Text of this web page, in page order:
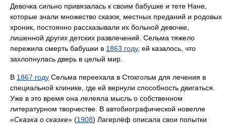
Девочка сильно привязалась к своим бабушке и тете Нане,
которые знали множество сказок, местных преданий и родовых
хроник, постоянно рассказывали их больной девочке,
лишенной других детских развлечений. Сельма тяжело
пережила смерть бабушки в 1863 году, ей казалось, что
захлопнулась дверь в целый мир.
В 1867 году Сельма переехала в Стокгольм для лечения в
специальной клинике, где ей вернули способность двигаться.
Уже в это время она лелеяла мысль о собственном
литературном творчестве. В автобиографической новелле
«Сказка о сказке» (1908) Лагерлёф описала свои попытки